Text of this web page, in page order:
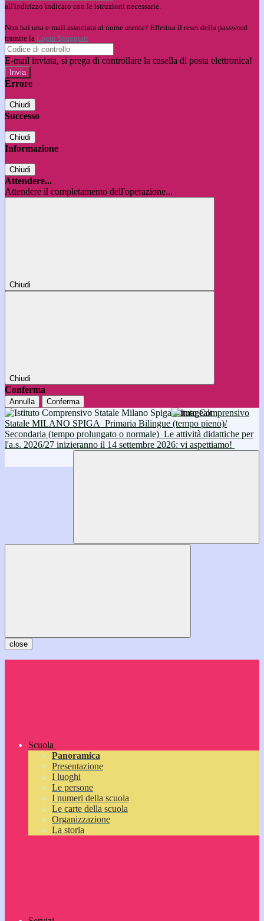
all'indirizzo indicato con le istruzioni necessarie.
Non hai una e-mail associata al nome utente? Effettua il reset della password
tramite la Login Spaggiari
E-mail inviata, si prega di controllare la casella di posta elettronica!
Errore
Chiudi
Successo
Chiudi
Informazione
Chiudi
Attendere...
Attendere il completamento dell'operazione...
Chiudi
Chiudi
Conferma
Annulla Conferma
Istituto Comprensivo
Statale MILANO SPIGA Primaria Bilingue (tempo pieno)/
Secondaria (tempo prolungato o normale) Le attività didattiche per
l'a.s. 2026/27 inizieranno il 14 settembre 2026: vi aspettiamo!
close
Scuola
Panoramica
Presentazione
I luoghi
Le persone
I numeri della scuola
Le carte della scuola
Organizzazione
La storia